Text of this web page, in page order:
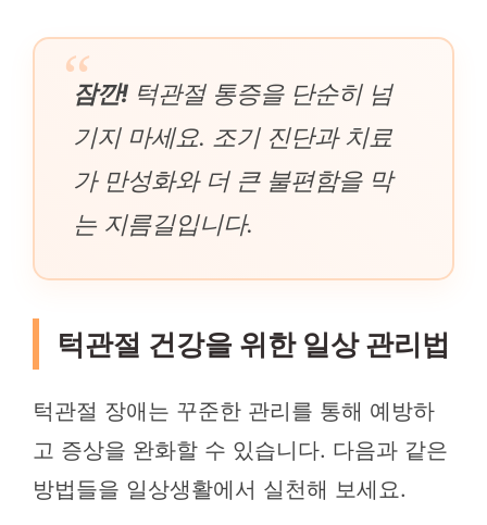
잠깐! 턱관절 통증을 단순히 넘
기지 마세요. 조기 진단과 치료
가 만성화와 더 큰 불편함을 막
는 지름길입니다.
턱관절 건강을 위한 일상 관리법
턱관절 장애는 꾸준한 관리를 통해 예방하
고 증상을 완화할 수 있습니다. 다음과 같은
방법들을 일상생활에서 실천해 보세요.